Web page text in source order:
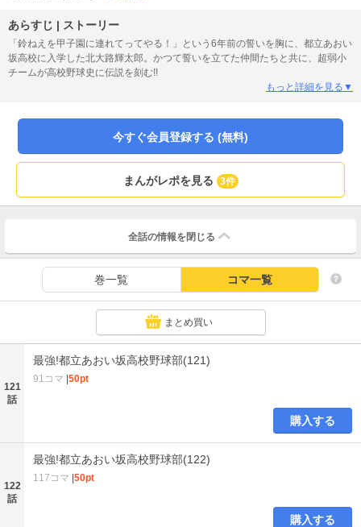
あらすじ | ストーリー
「鈴ねえを甲子園に連れてってやる！」という6年前の誓いを胸に、都立あおい
坂高校に入学した北大路輝太郎。かつて誓いを立てた仲間たちと共に、超弱小
チームが高校野球史に伝説を刻む!!
もっと詳細を見る▼
今すぐ会員登録する (無料)
まんがレポを見る 3件
全話の情報を 閉じる
巻一覧 コマ一覧
まとめ買い
121
話
最強!都立あおい坂高校野球部(121)
91コマ 50pt
購入する
122
話
最強!都立あおい坂高校野球部(122)
117コマ 50pt
購入する